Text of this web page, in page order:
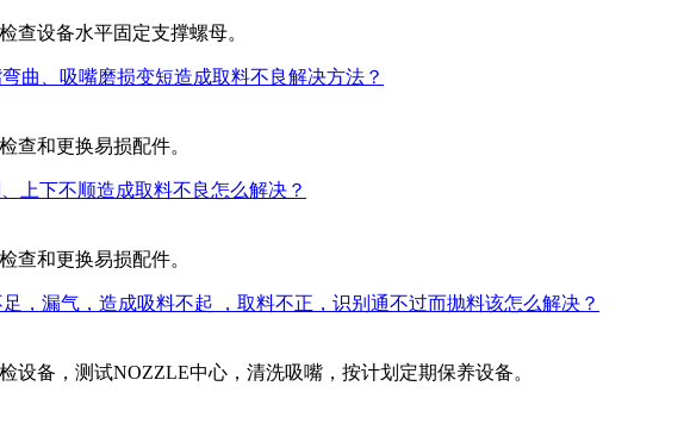
查设备水平固定支撑螺母。
曲、吸嘴磨损变短造成取料不良解决方法？
查和更换易损配件。
上下不顺造成取料不良怎么解决？
查和更换易损配件。
，漏气，造成吸料不起 ，取料不正，识别通不过而抛料该怎么解决？
设备，测试NOZZLE中心，清洗吸嘴，按计划定期保养设备。